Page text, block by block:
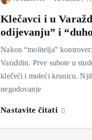
Klečavci i u
odijevanju” i
Nakon “molitelja”
Varaždin. Prve subote u
klečeći i moleći krunicu.
negodovanje
Nastavite čitati